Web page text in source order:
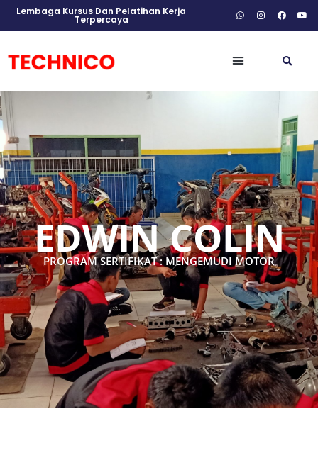
Lembaga Kursus Dan Pelatihan Kerja
Terpercaya
EDWIN COLIN
PROGRAM SERTIFIKAT : MENGEMUDI MOTOR